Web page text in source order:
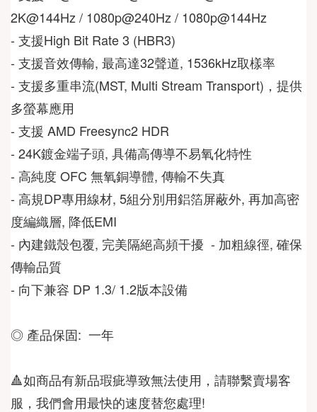
2K@144Hz / 1080p@240Hz / 1080p@144Hz
- 支援High Bit Rate 3 (HBR3)
- 支援音效傳輸, 最高達32聲道, 1536kHz取樣率
- 支援多重串流(MST, Multi Stream Transport)，提供
多螢幕應用
- 支援 AMD Freesync2 HDR
- 24K鍍金端子頭, 具備高傳導不易氧化特性
- 高純度 OFC 無氧銅導體, 傳輸不失真
- 高規DP專用線材, 5組分別用鋁箔屏蔽外, 再加高密
度編織層, 降低EMI
- 內建鐵殼包覆, 完美隔絕高頻干擾  - 加粗線徑, 確保
傳輸品質
- 向下兼容 DP 1.3/ 1.2版本設備
◎ 產品保固:  一年
🔺如商品有新品瑕疵導致無法使用，請聯繫賣場客
服，我們會用最快的速度替您處理!